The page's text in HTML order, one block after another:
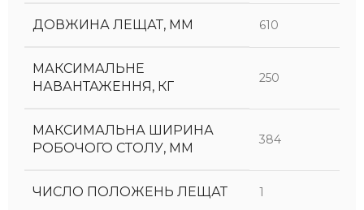
ДОВЖИНА ЛЕЩАТ, ММ 610
МАКСИМАЛЬНЕ
НАВАНТАЖЕННЯ, КГ
250
МАКСИМАЛЬНА ШИРИНА
РОБОЧОГО СТОЛУ, ММ
384
ЧИСЛО ПОЛОЖЕНЬ ЛЕЩАТ 1